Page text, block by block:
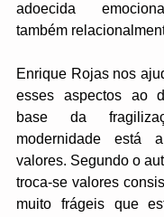
adoecida
também
Enrique Rojas nos
esses aspectos ao
base da
modernidade está
valores. Segundo o
troca-se valores
muito frágeis que